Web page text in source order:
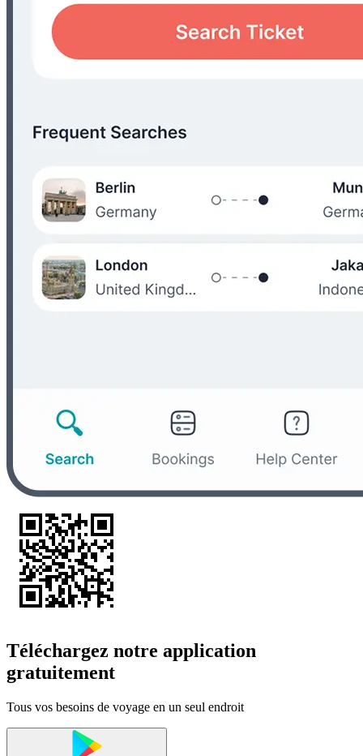
Téléchargez notre application
gratuitement
Tous vos besoins de voyage en un seul endroit